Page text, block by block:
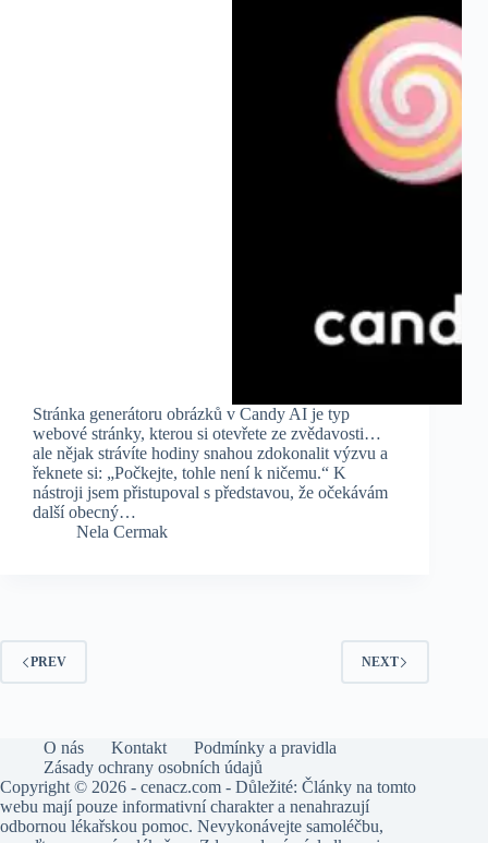
Stránka generátoru obrázků v Candy AI je typ
webové stránky, kterou si otevřete ze zvědavosti…
ale nějak strávíte hodiny snahou zdokonalit výzvu a
řeknete si: „Počkejte, tohle není k ničemu.“ K
nástroji jsem přistupoval s představou, že očekávám
další obecný…
Nela Cermak
PREV NEXT
O nás Kontakt
Podmínky a pravidla
Zásady ochrany osobních údajů
Copyright © 2026 - cenacz.com - Důležité: Články na tomto
webu mají pouze informativní charakter a nenahrazují
odbornou lékařskou pomoc. Nevykonávejte samoléčbu,